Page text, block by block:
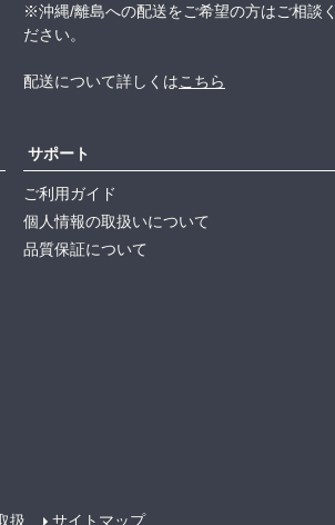
※沖縄/離島への配送をご希望の方はご相談く
ださい。
配送について詳しくはこちら
サポート
ご利用ガイド
個人情報の取扱いについて
品質保証について
扱 サイトマップ